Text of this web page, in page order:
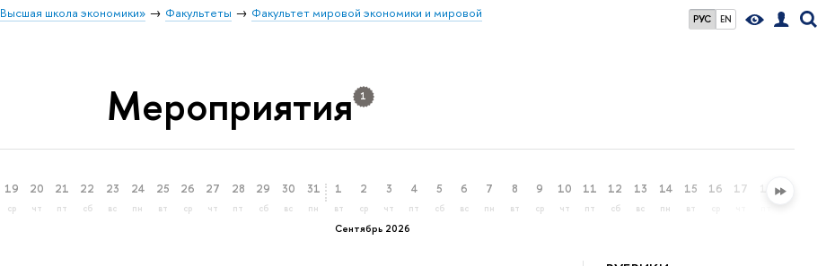
РУС EN
школа экономики» Факультеты
Факультет мировой экономики и мировой
Мероприятия 1
19
ср
20
чт
21
пт
22
сб
23
вс
24
пн
25
вт
26
ср
27
чт
28
пт
29
сб
30
вс
31
пн
Сентябрь 2026
1
вт
2
ср
3
чт
4
пт
5
сб
6
вс
7
пн
8
вт
9
ср
10
чт
11
пт
12
сб
13
вс
14
пн
15
вт
16 17 18 19